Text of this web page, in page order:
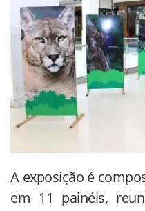
A exposição é
em 11 painéis,